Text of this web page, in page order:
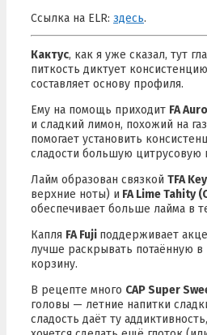
Ссылка на ELR: здесь.
Кактус, как я уже сказал, тут
питкость диктует
составляет основу профиля.
Ему на помощь приходит FA
и сладкий лимон, похожий на
помогает установить
сладости большую цитрусовую
Лайм образован связкой TFA
верхние ноты) и FA Lime Tahity
обеспечивает больше лайма в
Капля FA Fuji поддерживает
лучше раскрывать потаённую
корзину.
В рецепте много CAP Super
головы — летние напитки
сладость даёт ту